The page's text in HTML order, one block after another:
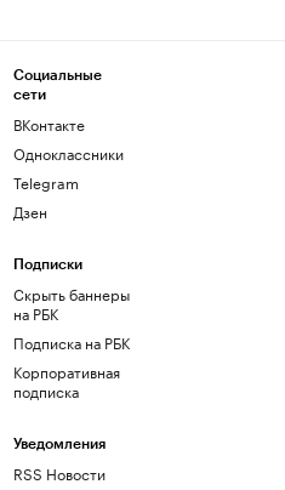
Социальные
сети
ВКонтакте
Одноклассники
Telegram
Дзен
Подписки
Скрыть баннеры
на РБК
Подписка на РБК
Корпоративная
подписка
Уведомления
RSS Новости